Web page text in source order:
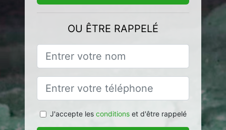
OU ÊTRE RAPPELÉ
J'accepte les conditionset d'être rappelé